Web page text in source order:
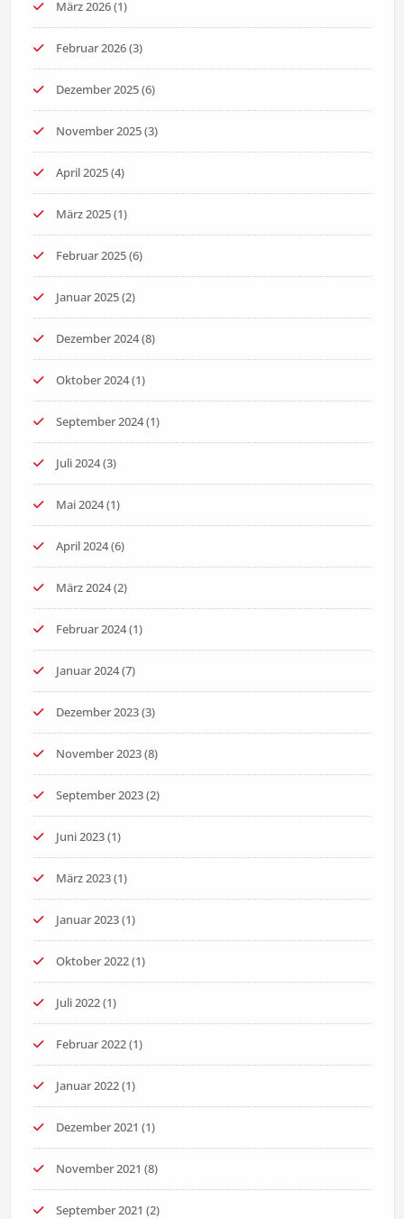
März 2026(1)
Februar 2026(3)
Dezember 2025(6)
November 2025(3)
April 2025(4)
März 2025(1)
Februar 2025(6)
Januar 2025(2)
Dezember 2024(8)
Oktober 2024(1)
September 2024(1)
Juli 2024(3)
Mai 2024(1)
April 2024(6)
März 2024(2)
Februar 2024(1)
Januar 2024(7)
Dezember 2023(3)
November 2023(8)
September 2023(2)
Juni 2023(1)
März 2023(1)
Januar 2023(1)
Oktober 2022(1)
Juli 2022(1)
Februar 2022(1)
Januar 2022(1)
Dezember 2021 (1)
November 2021 (8)
September 2021 (2)